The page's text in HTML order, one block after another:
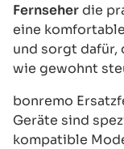
Fernseherdie
eine
und sorgt dafür,
wie gewohnt
bonremo
Geräte sind
kompatible